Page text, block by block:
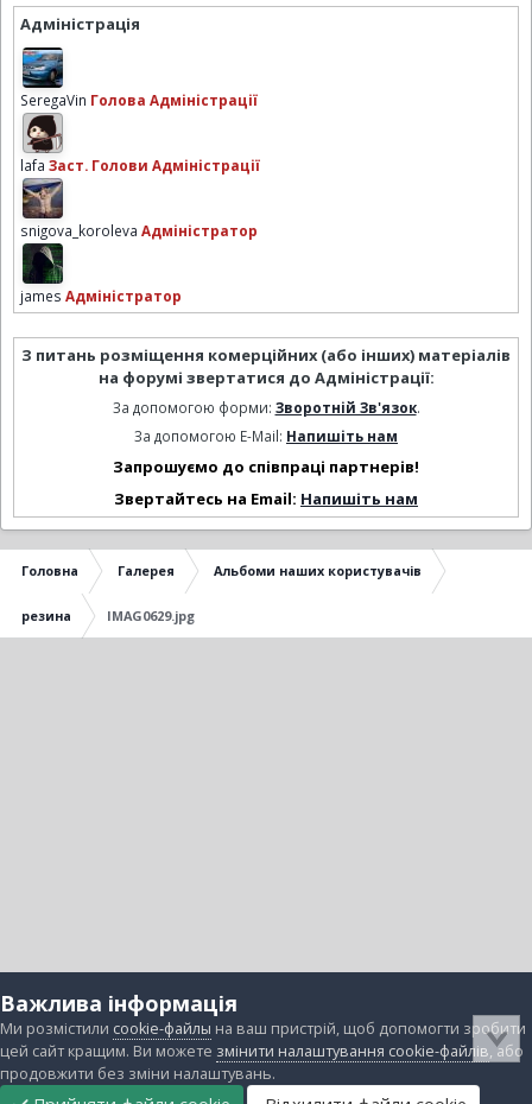
Адміністрація
SeregaVin Голова Адміністрації
lafa Заст. Голови Адміністрації
snigova_koroleva Адміністратор
james Адміністратор
З питань розміщення комерційних (або інших) матеріалів
на форумі звертатися до Адміністрації:
За допомогою форми: Зворотній Зв'язок.
За допомогою E-Mail: Напишіть нам
Запрошуємо до співпраці партнерів!
Звертайтесь на Email: Напишіть нам
Головна Галерея Альбоми наших користувачів
резина IMAG0629.jpg
Важлива інформація
Ми розмістили cookie-файлы на ваш пристрій, щоб допомогти зробити
цей сайт кращим. Ви можете змінити налаштування cookie-файлів, або
продовжити без зміни налаштувань.